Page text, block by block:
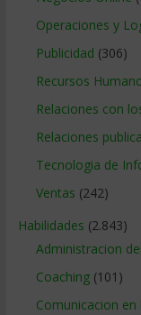
Operaciones y
Publicidad (306)
Recursos
Relaciones con
Relaciones
Tecnologia de
Ventas (242)
Habilidades (2.843)
Administracion
Coaching(101)
Comunicacion